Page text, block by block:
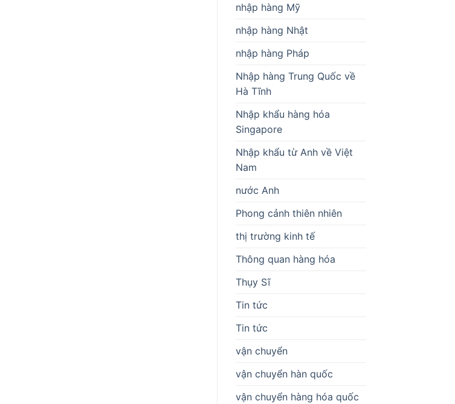
nhập hàng Mỹ
nhập hàng Nhật
nhập hàng Pháp
Nhập hàng Trung Quốc về
Hà Tĩnh
Nhập khẩu hàng hóa
Singapore
Nhập khẩu từ Anh về Việt
Nam
nước Anh
Phong cảnh thiên nhiên
thị trường kinh tế
Thông quan hàng hóa
Thụy Sĩ
Tin tức
Tin tức
vận chuyển
vận chuyển hàn quốc
vận chuyển hàng hóa quốc